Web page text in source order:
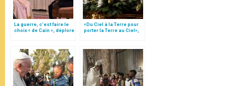
La guerre, c’est faire le
choix « de Caïn », déplore
«Du Ciel à la Terre pour
porter la Terre au Ciel»,